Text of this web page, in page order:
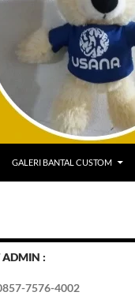
GALERI BANTAL CUSTOM
ADMIN :
7576-4002